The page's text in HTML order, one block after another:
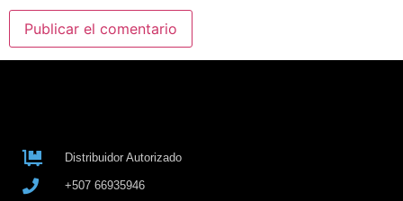
Distribuidor Autorizado
+507 66935946